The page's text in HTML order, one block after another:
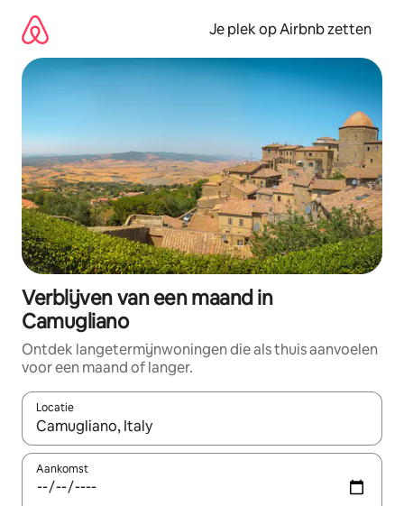
direct
naar
inhoud
Je plek op Airbnb zetten
Verblijven van een maand in
Camugliano
Ontdek langetermijnwoningen die als thuis aanvoelen
voor een maand of langer.
Locatie
Wanneer er resultaten beschikbaar zijn, maak je een keuze
Aankomst